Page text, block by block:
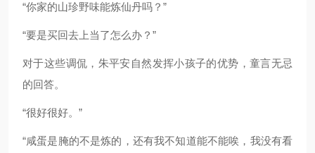
“你家的山珍野味能炼仙丹吗？”
“要是买回去上当了怎么办？”
对于这些调侃，朱平安自然发挥小孩子的优势，童言无忌
的回答。
“很好很好。”
“咸蛋是腌的不是炼的，还有我不知道能不能唉，我没有看